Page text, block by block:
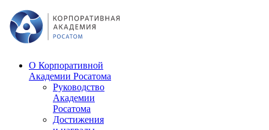
О Корпоративной
Академии Росатома
Руководство
Академии
Росатома
Достижения